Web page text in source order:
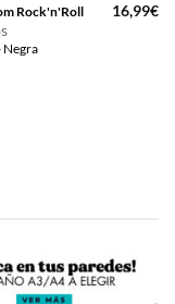
Rock'n'Roll
Negra
16,99€